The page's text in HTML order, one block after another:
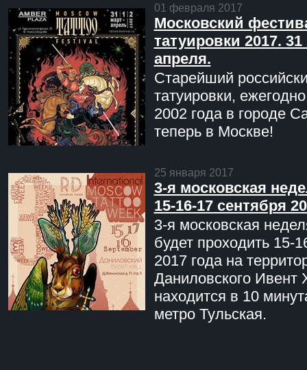
01 февраля 2017
Московский
татуировки 2017. 31
апреля.
Старейший
татуировки,
2002 года в городе
теперь в Москве!
25 января 2017
3-я московская
15-16-17 сентября
3-я московская
будет проходить 15-
2017 года на
Даниловского Ивент
находится в 10
метро Тульская.